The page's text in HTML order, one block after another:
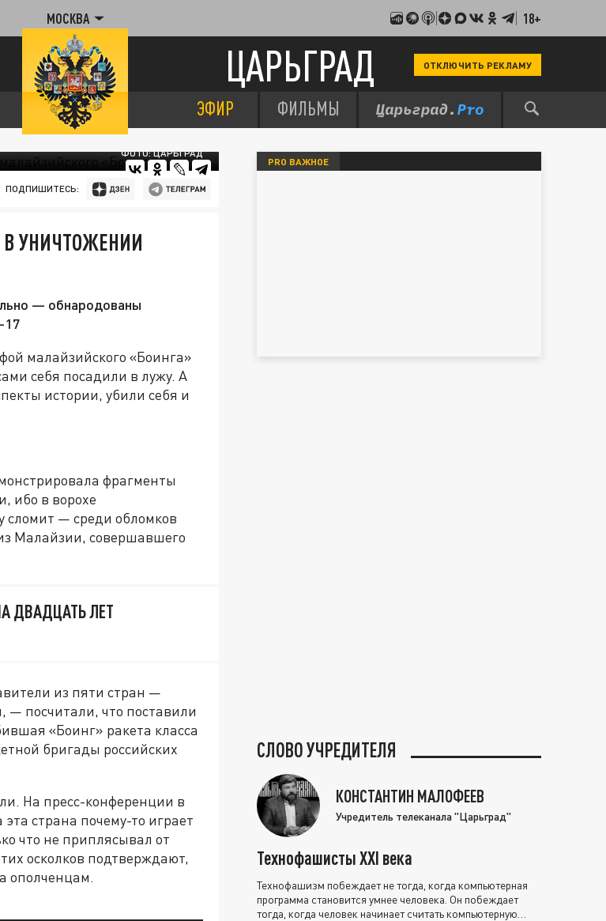
МОСКВА 18+
ЦАРЬГРАД ОТКЛЮЧИТЬ РЕКЛАМУ
ЭФИР ФИЛЬМЫ
ФОТО: ЦАРЬГРАД
ПОДПИШИТЕСЬ:
УНИЧТОЖЕНИИ
— обнародованы
17
малайзийского «Боинга»
себя посадили в лужу. А
истории, убили себя и
фрагменты
ибо в ворохе
сломит — среди обломков
Малайзии, совершавшего
ДВАДЦАТЬ ЛЕТ
из пяти стран —
посчитали, что поставили
«Боинг» ракета класса
бригады российских
На пресс-конференции в
страна почему-то играет
что не приплясывал от
осколков подтверждают,
ополченцам.
PRO ВАЖНОЕ
СЛОВО УЧРЕДИТЕЛЯ
КОНСТАНТИН МАЛОФЕЕВ
Учредитель телеканала "Царьград"
Технофашисты XXI века
Технофашизм побеждает не тогда, когда компьютерная
программа становится умнее человека. Он побеждает
тогда, когда человек начинает считать компьютерную